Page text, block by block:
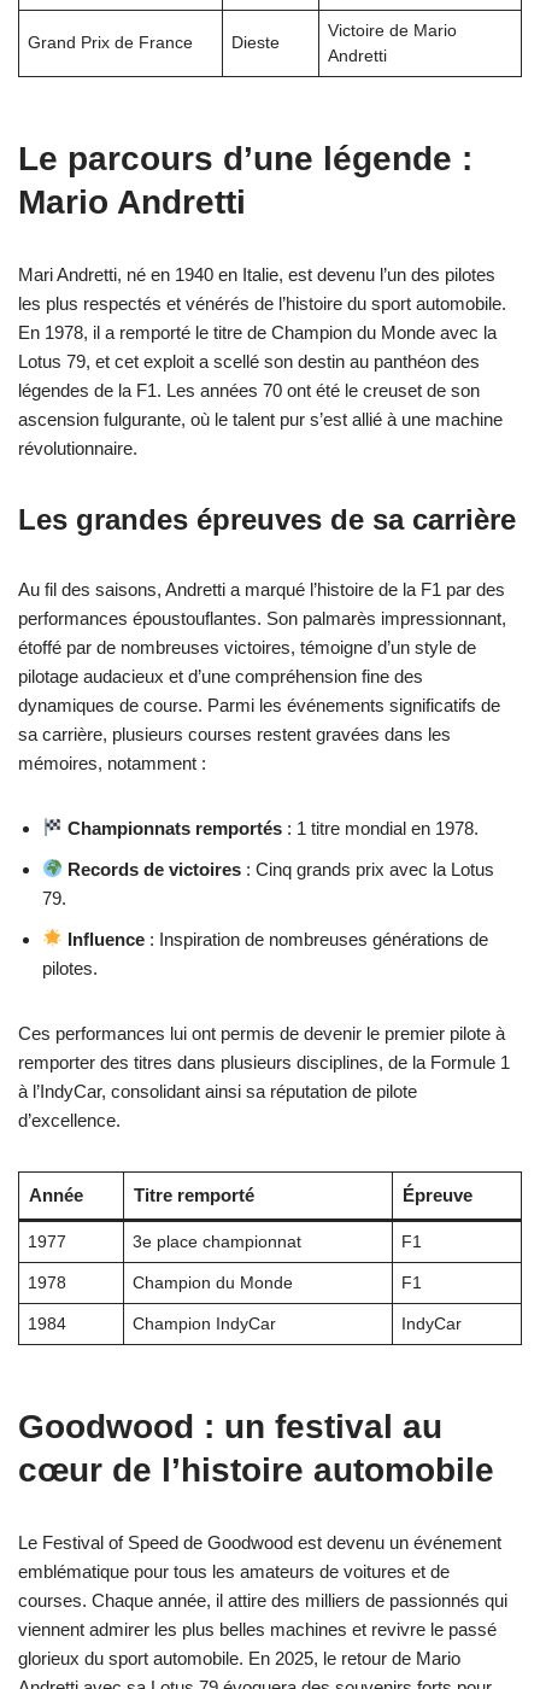
Grand Prix de France Dieste
Victoire de Mario
Andretti
Le parcours d’une légende :
Mario Andretti
Mari Andretti, né en 1940 en Italie, est devenu l’un des pilotes
les plus respectés et vénérés de l’histoire du sport automobile.
En 1978, il a remporté le titre de Champion du Monde avec la
Lotus 79, et cet exploit a scellé son destin au panthéon des
légendes de la F1. Les années 70 ont été le creuset de son
ascension fulgurante, où le talent pur s’est allié à une machine
révolutionnaire.
Les grandes épreuves de sa carrière
Au fil des saisons, Andretti a marqué l’histoire de la F1 par des
performances époustouflantes. Son palmarès impressionnant,
étoffé par de nombreuses victoires, témoigne d’un style de
pilotage audacieux et d’une compréhension fine des
dynamiques de course. Parmi les événements significatifs de
sa carrière, plusieurs courses restent gravées dans les
mémoires, notamment :
Championnats remportés : 1 titre mondial en 1978.
Records de victoires : Cinq grands prix avec la Lotus
79.
Influence : Inspiration de nombreuses générations de
pilotes.
Ces performances lui ont permis de devenir le premier pilote à
remporter des titres dans plusieurs disciplines, de la Formule 1
à l’IndyCar, consolidant ainsi sa réputation de pilote
d’excellence.
Année Titre remporté Épreuve
1977 3e place championnat F1
1978 Champion du Monde F1
1984 Champion IndyCar IndyCar
Goodwood : un festival au
cœur de l’histoire automobile
Le Festival of Speed de Goodwood est devenu un événement
emblématique pour tous les amateurs de voitures et de
courses. Chaque année, il attire des milliers de passionnés qui
viennent admirer les plus belles machines et revivre le passé
glorieux du sport automobile. En 2025, le retour de Mario